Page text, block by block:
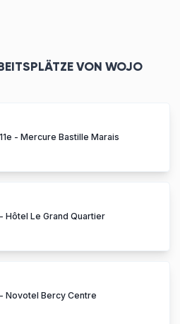
VON WOJO
- Mercure Bastille Marais
Hôtel Le Grand Quartier
Novotel Bercy Centre